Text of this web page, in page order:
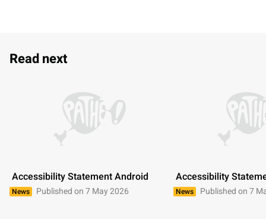
Read next
Accessibility Statement Android
News Published on 7 May 2026
Accessibility
News Published on 7